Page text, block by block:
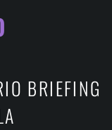
BRIEFING